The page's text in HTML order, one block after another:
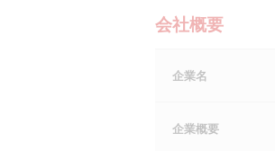
会社概要
企業名
企業概要